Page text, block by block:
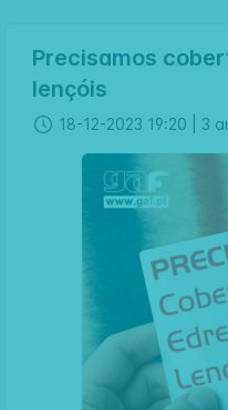
Precisamos
lençóis
18-12-2023 19:20 | 3